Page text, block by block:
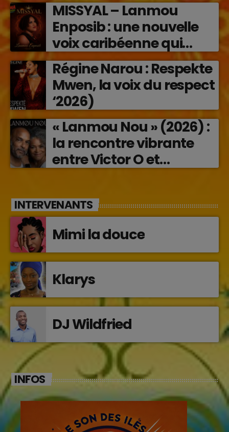
MISSYAL – Lanmou
Enposib : une nouvelle
voix caribéenne qui
transforme les émotions
en musique (2026)
Régine Narou : Respekte
Mwen, la voix du respect
‘2026)
« Lanmou Nou » (2026) :
la rencontre vibrante
entre Victor O et
INTERVENANTS
Mimi la douce
Klarys
DJ Wildfried
INFOS